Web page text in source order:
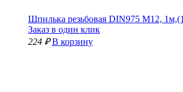
Шпилька резьбовая DIN975 М12,
Заказ в один клик
224 ₽ В корзину